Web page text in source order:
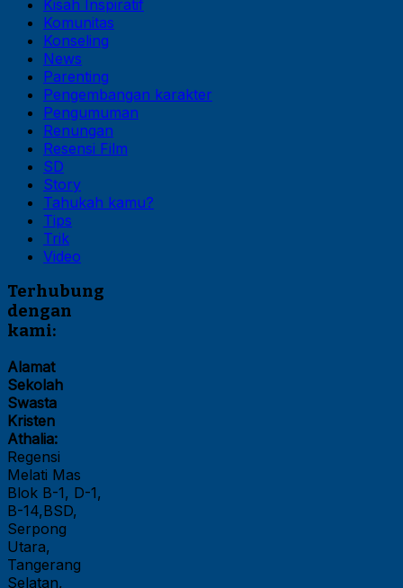
Kisah Inspiratif
Komunitas
Konseling
News
Parenting
Pengembangan karakter
Pengumuman
Renungan
Resensi Film
SD
Story
Tahukah kamu?
Tips
Trik
Video
Terhubung
dengan
kami:
Alamat
Sekolah
Swasta
Kristen
Athalia:
Regensi
Melati Mas
Blok B-1, D-1,
B-14,BSD,
Serpong
Utara,
Tangerang
Selatan,